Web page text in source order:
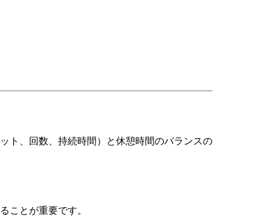
ト、回数、持続時間）と休憩時間のバランスの
ことが重要です。